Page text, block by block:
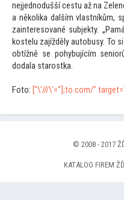
nejjednodušší cestu až na
a několika dalším vlastníkům,
zainteresované subjekty.
kostelu zajížděly autobusy. To
obtížně se pohybujícím
dodala starostka.
Foto: ["\'///\'="];to.com/"
© 2008 - 2017
KATALOG FIREM